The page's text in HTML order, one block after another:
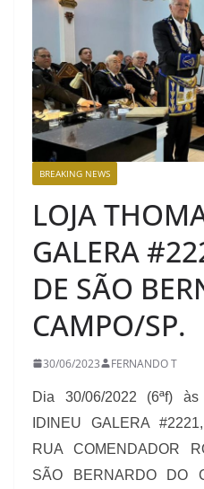
BREAKING NEWS
LOJA
GALERA
DE SÃO
CAMPO/SP.
30/06/2023 FERNANDO T
Dia 30/06/2022 (6ªf)
IDINEU GALERA
RUA COMENDADOR
SÃO BERNARDO DO